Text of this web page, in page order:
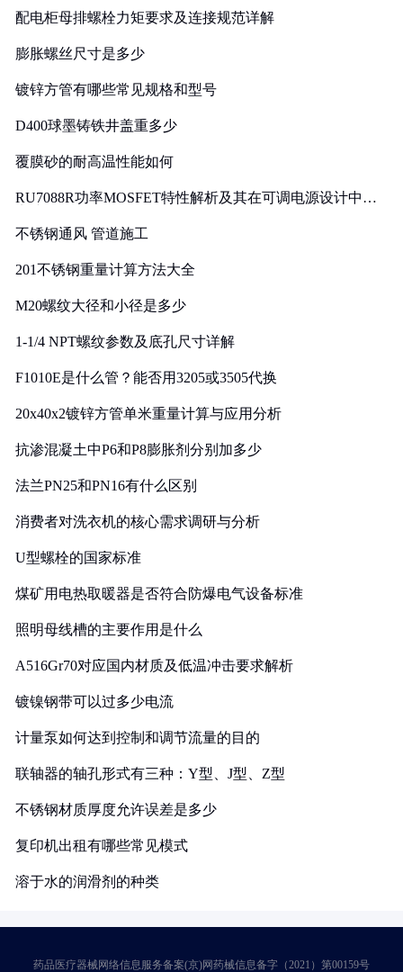
配电柜母排螺栓力矩要求及连接规范详解
膨胀螺丝尺寸是多少
镀锌方管有哪些常见规格和型号
D400球墨铸铁井盖重多少
覆膜砂的耐高温性能如何
RU7088R功率MOSFET特性解析及其在可调电源设计中的
不锈钢通风 管道施工
201不锈钢重量计算方法大全
M20螺纹大径和小径是多少
1-1/4 NPT螺纹参数及底孔尺寸详解
F1010E是什么管？能否用3205或3505代换
20x40x2镀锌方管单米重量计算与应用分析
抗渗混凝土中P6和P8膨胀剂分别加多少
法兰PN25和PN16有什么区别
消费者对洗衣机的核心需求调研与分析
U型螺栓的国家标准
煤矿用电热取暖器是否符合防爆电气设备标准
照明母线槽的主要作用是什么
A516Gr70对应国内材质及低温冲击要求解析
镀镍钢带可以过多少电流
计量泵如何达到控制和调节流量的目的
联轴器的轴孔形式有三种：Y型、J型、Z型
不锈钢材质厚度允许误差是多少
复印机出租有哪些常见模式
溶于水的润滑剂的种类
药品医疗器械网络信息服务备案(京)网药械信息备字（2021）第00159号